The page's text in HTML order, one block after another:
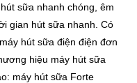
sữa nhanh chóng, êm
gian hút sữa nhanh. Có
hút sữa điện điện đơn
hiệu máy hút sữa
máy hút sữa Forte